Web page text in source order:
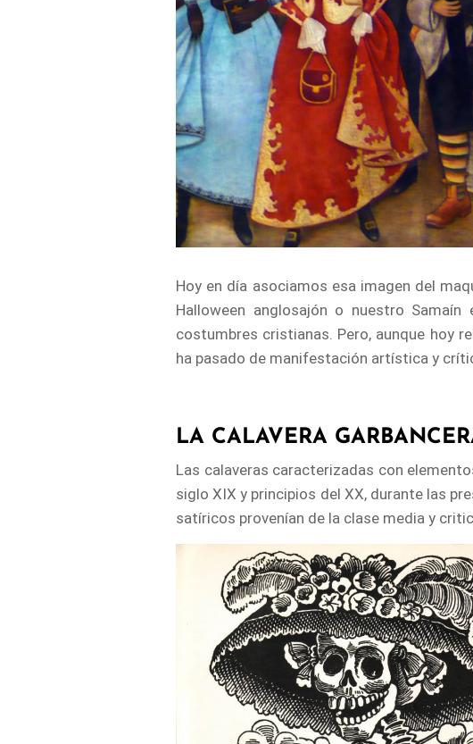
Hoy en día asociamos esa imagen del
Halloween anglosajón o nuestro
costumbres cristianas. Pero, aunque hoy
ha pasado de manifestación artística y
LA CALAVERA
Las calaveras caracterizadas con
siglo XIX y principios del XX, durante las
satíricos provenían de la clase media y